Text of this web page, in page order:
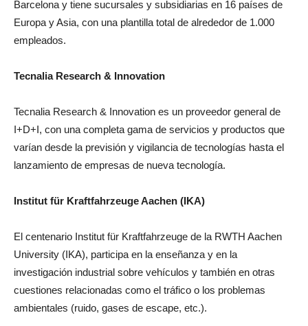
Barcelona y tiene sucursales y subsidiarias en 16 países de
Europa y Asia, con una plantilla total de alrededor de 1.000
empleados.
Tecnalia Research & Innovation
Tecnalia Research & Innovation es un proveedor general de
I+D+I, con una completa gama de servicios y productos que
varían desde la previsión y vigilancia de tecnologías hasta el
lanzamiento de empresas de nueva tecnología.
Institut für Kraftfahrzeuge Aachen (IKA)
El centenario Institut für Kraftfahrzeuge de la RWTH Aachen
University (IKA), participa en la enseñanza y en la
investigación industrial sobre vehículos y también en otras
cuestiones relacionadas como el tráfico o los problemas
ambientales (ruido, gases de escape, etc.).